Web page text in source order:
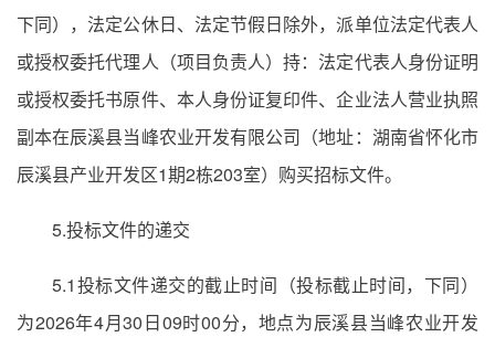
下同），法定公休日、法定节假日除外，派单位法定代表人
或授权委托代理人（项目负责人）持：法定代表人身份证明
或授权委托书原件、本人身份证复印件、企业法人营业执照
副本在辰溪县当峰农业开发有限公司（地址：湖南省怀化市
辰溪县产业开发区1期2栋203室）购买招标文件。
5.投标文件的递交
5.1投标文件递交的截止时间（投标截止时间，下同）
为2026年4月30日09时00分，地点为辰溪县当峰农业开发